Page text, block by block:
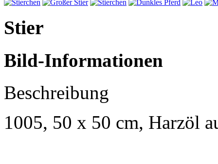
Stier
Bild-Informationen
Beschreibung
1005, 50 x 50 cm, Harzöl